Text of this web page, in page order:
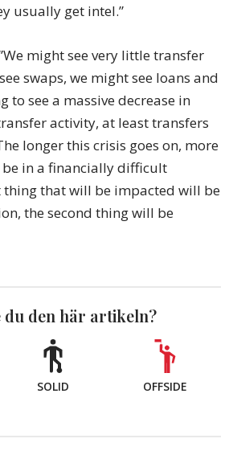
usually get intel.”
might see very little transfer
swaps, we might see loans and
to see a massive decrease in
activity, at least transfers
longer this crisis goes on, more
in a financially difficult
that will be impacted will be
the second thing will be
du den här artikeln?
SOLID OFFSIDE